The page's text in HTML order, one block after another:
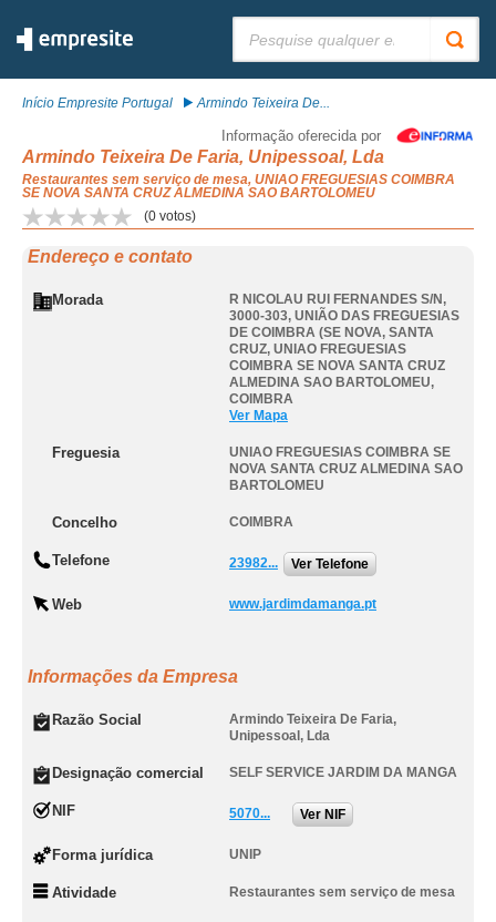
Início Empresite Portugal Armindo Teixeira De...
Informação oferecida por
Armindo Teixeira De Faria, Unipessoal, Lda
Restaurantes sem serviço de mesa, UNIAO FREGUESIAS COIMBRA
SE NOVA SANTA CRUZ ALMEDINA SAO BARTOLOMEU
(0 votos)
Endereço e contato
Morada
R NICOLAU RUI FERNANDES S/N,
3000-303, UNIÃO DAS FREGUESIAS
DE COIMBRA (SE NOVA, SANTA
CRUZ, UNIAO FREGUESIAS
COIMBRA SE NOVA SANTA CRUZ
ALMEDINA SAO BARTOLOMEU,
COIMBRA
Ver Mapa
Freguesia
UNIAO FREGUESIAS COIMBRA SE
NOVA SANTA CRUZ ALMEDINA SAO
BARTOLOMEU
Concelho COIMBRA
Telefone 23982... Ver Telefone
Web www.jardimdamanga.pt
Informações da Empresa
Razão Social
Armindo Teixeira De Faria,
Unipessoal, Lda
Designação comercial SELF SERVICE JARDIM DA MANGA
NIF 5070... Ver NIF
Forma jurídica UNIP
Atividade Restaurantes sem serviço de mesa